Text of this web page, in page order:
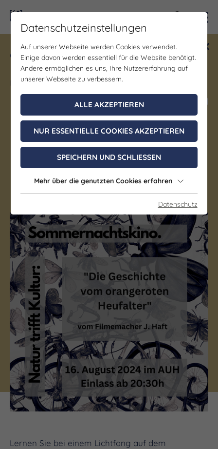
Gewinne ein Blind Date mit Saale-
Unstrut! Teilnahme vom 1.7. - 18.12.
möglich.
Jetzt mitmachen
Lichtfang
14. August 2026, 20:00 - 22:00 Uhr
Jena
(c) Johanna Poggemann
Lernen Sie bei einem Lichtfang auf dem
Datenschutzeinstellungen
Auf unserer Webseite werden Cookies verwendet.
Einige davon werden essentiell für die Website benötigt.
Andere ermöglichen es uns, Ihre Nutzererfahrung auf
unserer Webseite zu verbessern.
ALLE AKZEPTIEREN
NUR ESSENTIELLE COOKIES AKZEPTIEREN
SPEICHERN UND SCHLIESSEN
Mehr über die genutzten Cookies erfahren
Datenschutz